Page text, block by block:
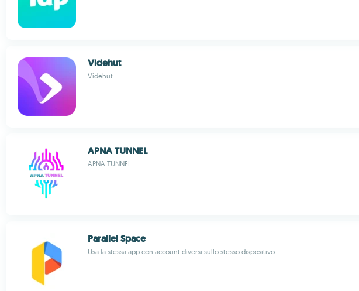
Videhut
Videhut
APNA TUNNEL
APNA TUNNEL
Parallel Space
Usa la stessa app con account diversi sullo stesso dispositivo